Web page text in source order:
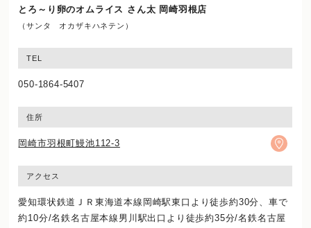
とろ～り卵のオムライス さん太 岡崎羽根店
（サンタ オカザキハネテン）
TEL
050-1864-5407
住所
岡崎市羽根町鰻池112-3
アクセス
愛知環状鉄道ＪＲ東海道本線岡崎駅東口より徒歩約30分、車で
約10分/名鉄名古屋本線男川駅出口より徒歩約35分/名鉄名古屋